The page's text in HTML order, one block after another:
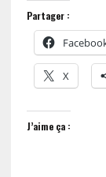
Partager :
X
J’aime ça :